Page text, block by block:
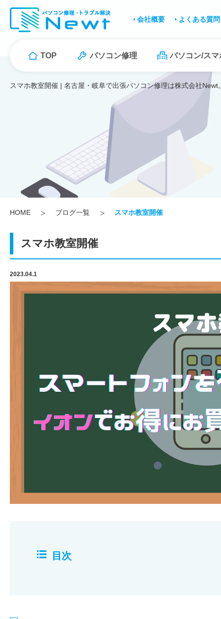
TOP パソコン修理 パソコン/ス
会社概要 よくある質問
スマホ教室開催 | 名古屋・岐阜で出張パソコン修理は株式会社Newt
HOME ブログ一覧 スマホ教室開催
スマホ教室開催
2023.04.1
目次